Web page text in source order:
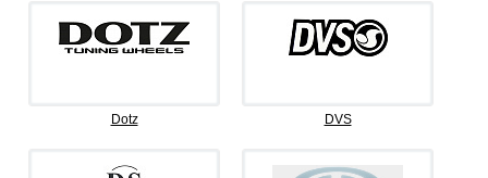
Dotz DVS